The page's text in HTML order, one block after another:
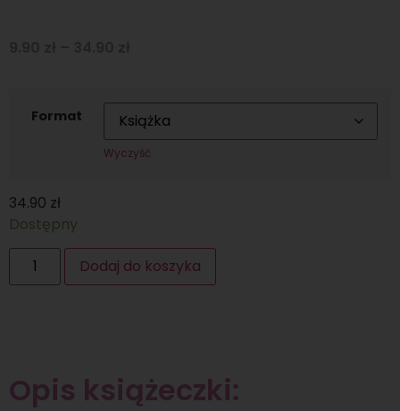
Format
Wyczyść
34.90 zł
Dostępny
Dodaj do koszyka
Opis książeczki: